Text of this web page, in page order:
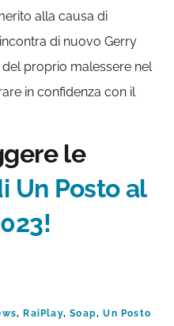
alla causa di
incontra di nuovo Gerry
proprio malessere nel
in confidenza con il
le
Un Posto al
, RaiPlay,Soap,Un Posto